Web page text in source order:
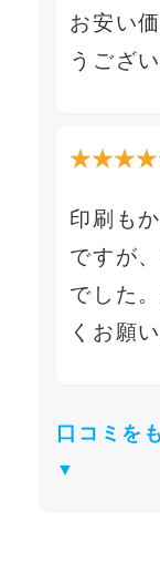
お安い
うござ
印刷も
ですが
でした
くお願
口コミを